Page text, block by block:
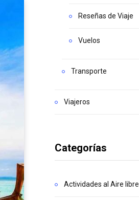
Reseñas de Viaje
Vuelos
Transporte
Viajeros
Categorías
Actividades al Aire libre